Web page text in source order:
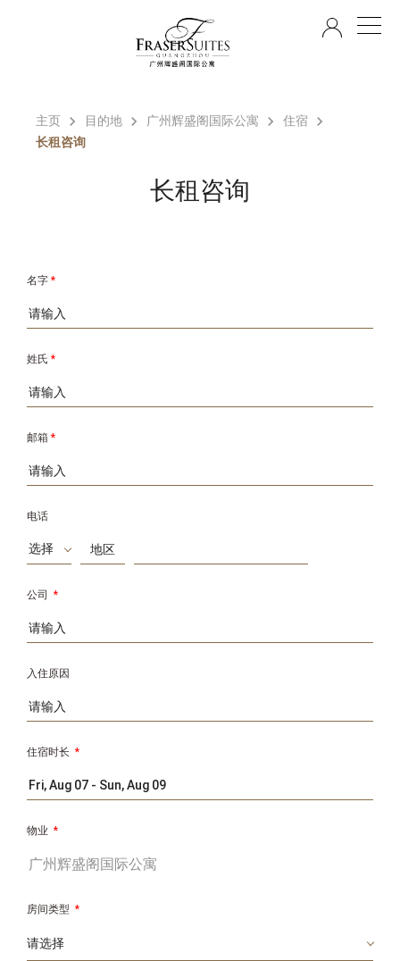
主页 目的地 广州辉盛阁国际公寓
住宿
长租咨询
长租咨询
名字 *
姓氏 *
邮箱 *
电话
选择
公司 *
入住原因
住宿时长 *
物业 *
房间类型 *